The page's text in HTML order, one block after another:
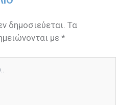
δημοσιεύεται. Τα
με*